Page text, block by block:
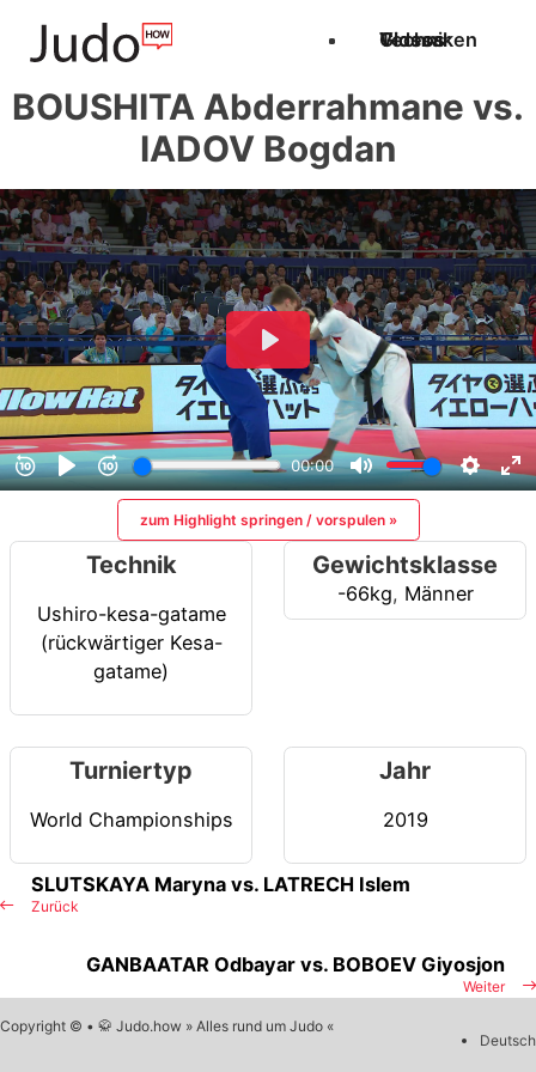
Techniken
Videos
Glossar
BOUSHITA Abderrahmane vs.
IADOV Bogdan
zum Highlight springen / vorspulen »
Technik
Ushiro-kesa-gatame
(rückwärtiger Kesa-
gatame)
Gewichtsklasse
-66kg, Männer
Turniertyp
World Championships
Jahr
2019
Zurück
SLUTSKAYA Maryna vs. LATRECH Islem
Weiter
GANBAATAR Odbayar vs. BOBOEV Giyosjon
Copyright © • 🥋 Judo.how » Alles rund um Judo «
Deutsch